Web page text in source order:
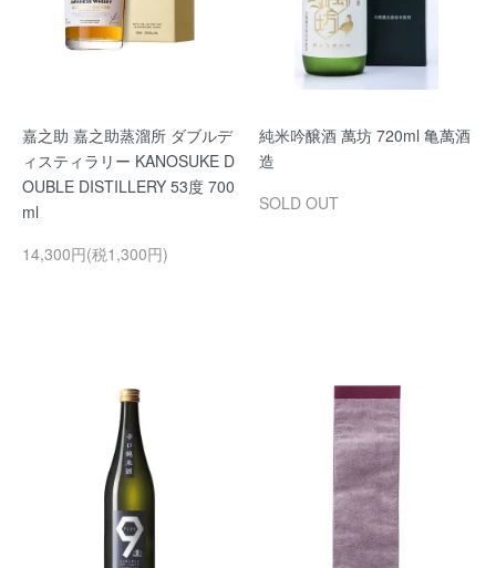
嘉之助 嘉之助蒸溜所 ダブルデ
ィスティラリー KANOSUKE D
OUBLE DISTILLERY 53度 700
ml
14,300円(税1,300円)
純米吟醸酒 萬坊 720ml 亀萬酒
造
SOLD OUT